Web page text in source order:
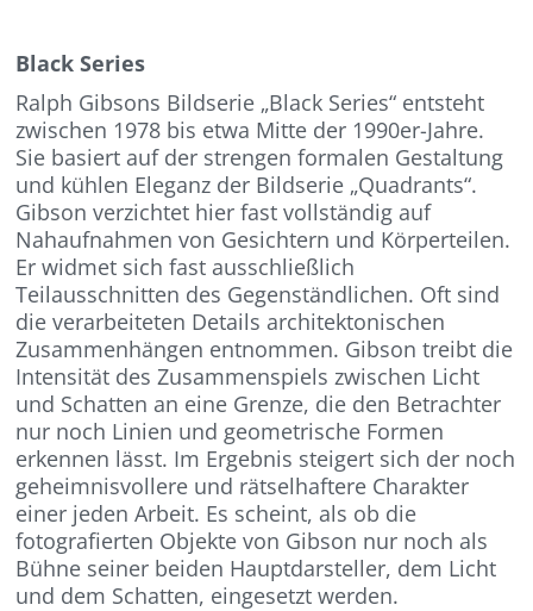
Black Series
Ralph Gibsons Bildserie „Black Series“ entsteht
zwischen 1978 bis etwa Mitte der 1990er-Jahre.
Sie basiert auf der strengen formalen Gestaltung
und kühlen Eleganz der Bildserie „Quadrants“.
Gibson verzichtet hier fast vollständig auf
Nahaufnahmen von Gesichtern und Körperteilen.
Er widmet sich fast ausschließlich
Teilausschnitten des Gegenständlichen. Oft sind
die verarbeiteten Details architektonischen
Zusammenhängen entnommen. Gibson treibt die
Intensität des Zusammenspiels zwischen Licht
und Schatten an eine Grenze, die den Betrachter
nur noch Linien und geometrische Formen
erkennen lässt. Im Ergebnis steigert sich der noch
geheimnisvollere und rätselhaftere Charakter
einer jeden Arbeit. Es scheint, als ob die
fotografierten Objekte von Gibson nur noch als
Bühne seiner beiden Hauptdarsteller, dem Licht
und dem Schatten, eingesetzt werden.